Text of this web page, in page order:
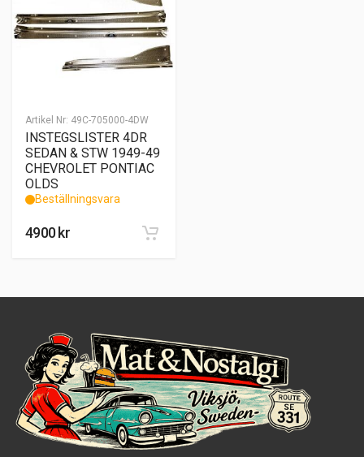
Artikel Nr: 49C-705000-4DW
INSTEGSLISTER 4DR
SEDAN & STW 1949-49
CHEVROLET PONTIAC
OLDS
Beställningsvara
4900kr